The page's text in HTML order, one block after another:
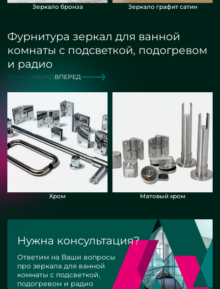
Зеркало бронза Зеркало графит сатин
Фурнитура зеркал для ванной
комнаты с подсветкой, подогревом
и радио
НАЗАДВПЕРЕД
Хром Матовый хром
Нужна консультация?
Ответим на Ваши вопросы
про зеркала для ванной
комнаты с подсветкой,
подогревом и радио